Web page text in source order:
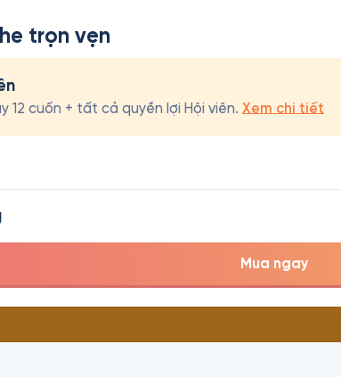
trọn vẹn
12 cuốn + tất cả quyền lợi Hội viên. Xem chi tiết
Mua ngay